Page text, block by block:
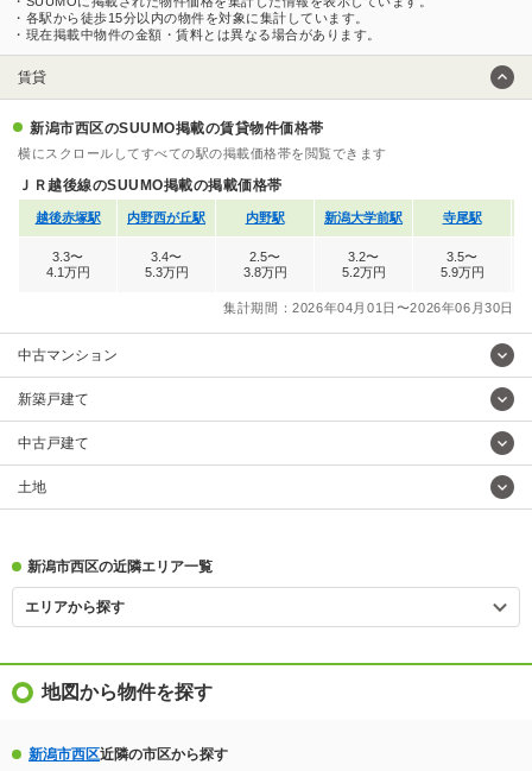
・各駅から徒歩15分以内の物件を対象に集計しています。
・現在掲載中物件の金額・賃料とは異なる場合があります。
賃貸
新潟市西区のSUUMO掲載の賃貸物件価格帯
横にスクロールしてすべての駅の掲載価格帯を閲覧できます
ＪＲ越後線のSUUMO掲載の掲載価格帯
越後赤塚駅 内野西が丘駅 内野駅 新潟大学前駅 寺尾駅
3.3〜
4.1万円
3.4〜
5.3万円
2.5〜
3.8万円
3.2〜
5.2万円
3.5〜
5.9万円
集計期間：2026年04月01日〜2026年06月30日
中古マンション
新築戸建て
中古戸建て
土地
新潟市西区の近隣エリア一覧
エリアから探す
地図から物件を探す
新潟市西区近隣の市区から探す